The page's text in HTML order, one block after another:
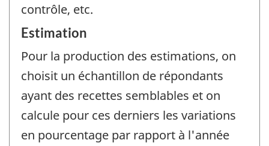
contrôle, etc.
Estimation
Pour la production des estimations, on
choisit un échantillon de répondants
ayant des recettes semblables et on
calcule pour ces derniers les variations
en pourcentage par rapport à l'année